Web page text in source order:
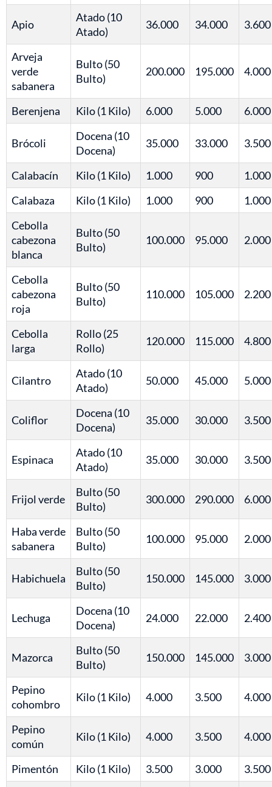
Apio
Atado (10
Atado)
36.000 34.000 3.600
Arveja
verde
sabanera
Bulto (50
Bulto)
200.000 195.000 4.000
Berenjena Kilo (1 Kilo) 6.000 5.000 6.000
Brócoli
Docena (10
Docena)
35.000 33.000 3.500
Calabacín Kilo (1 Kilo) 1.000 900
1.000
Calabaza
Kilo (1 Kilo) 1.000 900
1.000
Cebolla
cabezona
blanca
Bulto (50
Bulto)
100.000 95.000 2.000
Cebolla
cabezona
roja
Bulto (50
Bulto)
110.000 105.000 2.200
Cebolla
larga
Rollo (25
Rollo)
120.000 115.000 4.800
Cilantro
Atado (10
Atado)
50.000 45.000 5.000
Coliflor
Docena (10
Docena)
35.000 30.000 3.500
Espinaca
Atado (10
Atado)
35.000 30.000 3.500
Frijol verde
Bulto (50
Bulto)
300.000 290.000 6.000
Haba verde
sabanera
Bulto (50
Bulto)
100.000 95.000 2.000
Habichuela
Bulto (50
Bulto)
150.000 145.000 3.000
Lechuga
Docena (10
Docena)
24.000 22.000 2.400
Mazorca
Bulto (50
Bulto)
150.000 145.000 3.000
Pepino
cohombro
Kilo (1 Kilo) 4.000 3.500 4.000
Pepino
común
Kilo (1 Kilo) 4.000 3.500 4.000
Pimentón Kilo (1 Kilo) 3.500 3.000 3.500